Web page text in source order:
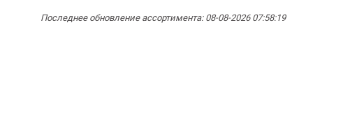
Последнее обновление ассортимента: 08-08-2026 07:58:19